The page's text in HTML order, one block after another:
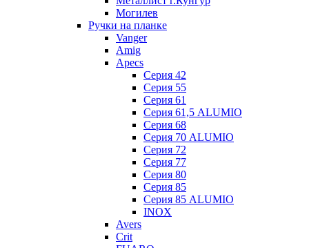
Могилев
Ручки на планке
Vanger
Amig
Apecs
Серия 42
Серия 55
Серия 61
Серия 61,5 ALUMIO
Серия 68
Серия 70 ALUMIO
Серия 72
Серия 77
Серия 80
Серия 85
Серия 85 ALUMIO
INOX
Avers
Crit